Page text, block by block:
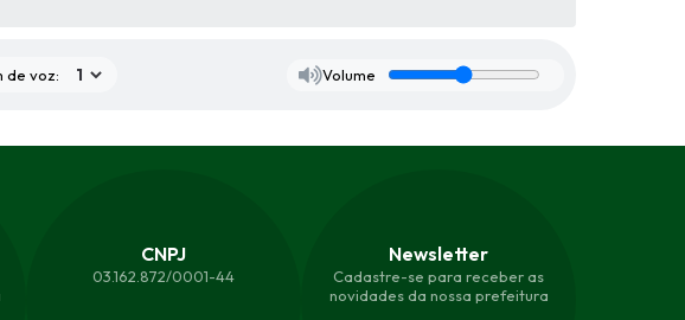
de voz: Volume
CNPJ
03.162.872/0001-44
Newsletter
Cadastre-se para receber as
novidades da nossa prefeitura